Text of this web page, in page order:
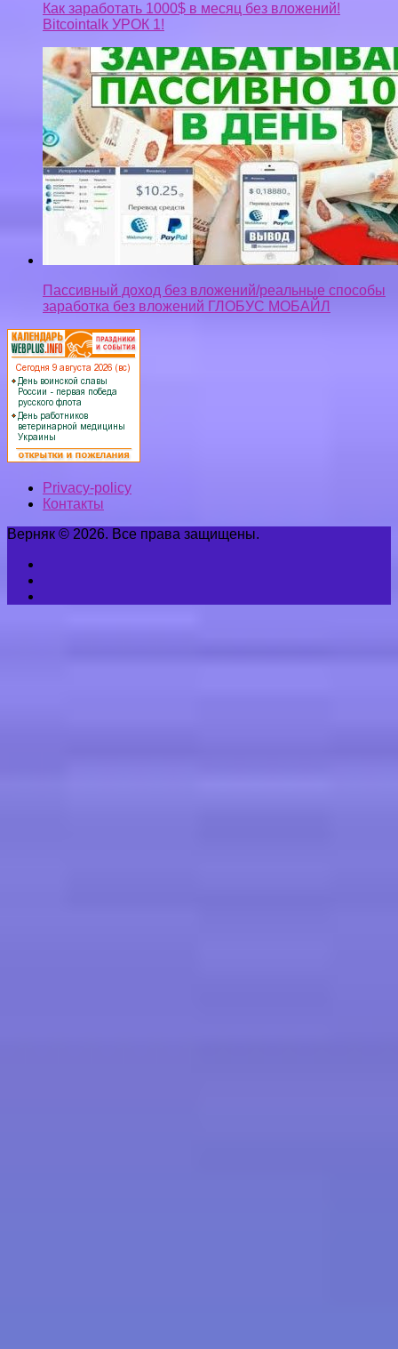
Как заработать 1000$ в месяц без вложений!
Bitcointalk УРОК 1!
Пассивный доход без вложений/реальные способы
заработка без вложений ГЛОБУС МОБАЙЛ
Privacy-policy
Контакты
Верняк © 2026. Все права защищены.